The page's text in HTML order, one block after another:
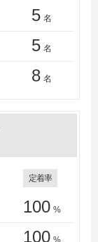
5 名
5 名
8 名
定着率
100 %
100 %